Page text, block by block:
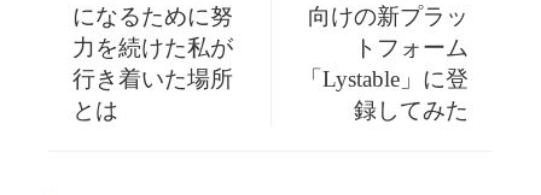
になるために努
力を続けた私が
行き着いた場所
とは
向けの新プラッ
トフォーム
「Lystable」に登
録してみた